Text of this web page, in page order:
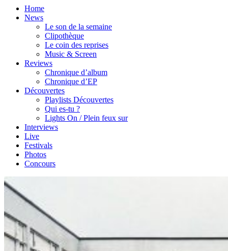
Home
News
Le son de la semaine
Clipothèque
Le coin des reprises
Music & Screen
Reviews
Chronique d’album
Chronique d’EP
Découvertes
Playlists Découvertes
Qui es-tu ?
Lights On / Plein feux sur
Interviews
Live
Festivals
Photos
Concours